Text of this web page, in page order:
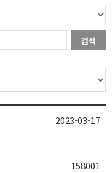
검색
158001
2023-03-17